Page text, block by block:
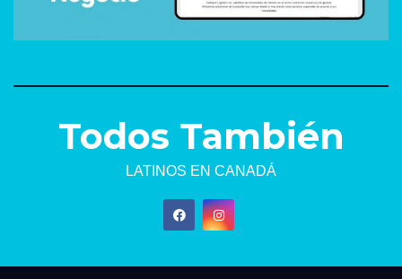
Todos También
LATINOS EN CANADÁ